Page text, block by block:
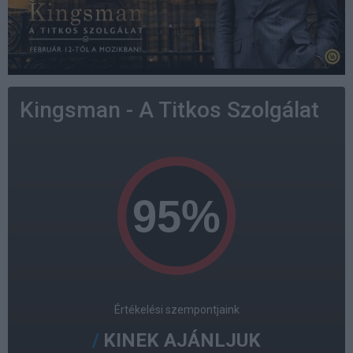
Kingsman - A Titkos Szolgálat
Értékelési szempontjaink
KINEK AJÁNLJUK